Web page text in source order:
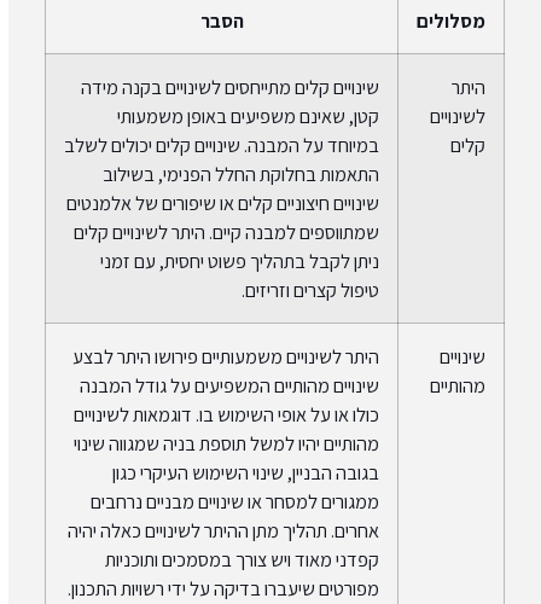
מסלולים הסבר
היתר
לשינויים
קלים
שינויים קלים מתייחסים לשינויים בקנה מידה
קטן, שאינם משפיעים באופן משמעותי
במיוחד על המבנה. שינויים קלים יכולים לשלב
התאמות בחלוקת החלל הפנימי, בשילוב
שינויים חיצוניים קלים או שיפורים של אלמנטים
שמתווספים למבנה קיים. היתר לשינויים קלים
ניתן לקבל בתהליך פשוט יחסית, עם זמני
טיפול קצרים וזריזים.
שינויים
מהותיים
היתר לשינויים משמעותיים פירושו היתר לבצע
שינויים מהותיים המשפיעים על גודל המבנה
כולו או על אופי השימוש בו. דוגמאות לשינויים
מהותיים יהיו למשל תוספת בניה שמגווה שינוי
בגובה הבניין, שינוי השימוש העיקרי כגון
ממגורים למסחר או שינויים מבניים נרחבים
אחרים. תהליך מתן ההיתר לשינויים כאלה יהיה
קפדני מאוד ויש צורך במסמכים ותוכניות
מפורטים שיעברו בדיקה על ידי רשויות התכנון.